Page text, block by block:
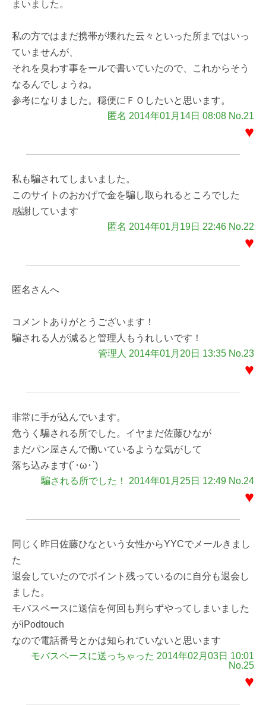
まいました。
私の方ではまだ携帯が壊れた云々といった所まではいっ
ていませんが、
それを臭わす事をールで書いていたので、これからそう
なるんでしょうね。
参考になりました。穏便にＦＯしたいと思います。
匿名 2014年01月14日 08:08 No.21
♥
私も騙されてしまいました。
このサイトのおかげで金を騙し取られるところでした
感謝しています
匿名 2014年01月19日 22:46 No.22
♥
匿名さんへ
コメントありがとうございます！
騙される人が減ると管理人もうれしいです！
管理人 2014年01月20日 13:35 No.23
♥
非常に手が込んでいます。
危うく騙される所でした。イヤまだ佐藤ひなが
まだパン屋さんで働いているような気がして
落ち込みます(´･ω･`)
騙される所でした！ 2014年01月25日 12:49 No.24
♥
同じく昨日佐藤ひなという女性からYYCでメールきまし
た
退会していたのでポイント残っているのに自分も退会し
ました。
モバスペースに送信を何回も判らずやってしまいました
がiPodtouch
なので電話番号とかは知られていないと思います
モバスペースに送っちゃった 2014年02月03日 10:01
No.25
♥